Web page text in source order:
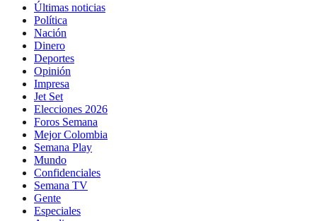
Últimas noticias
Política
Nación
Dinero
Deportes
Opinión
Impresa
Jet Set
Elecciones 2026
Foros Semana
Mejor Colombia
Semana Play
Mundo
Confidenciales
Semana TV
Gente
Especiales